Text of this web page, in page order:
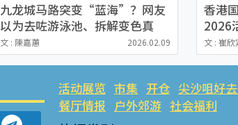
九龙城马路突变“蓝海”？网友
以为去咗游泳池、拆解变色真
相：原来系回忆
文 : 陳嘉蕙 2026.02.09
香港
2026
票价一
文 : 崔欣
活动展览 市集 开仓 尖沙咀好
餐厅情报 户外郊游 社会福利